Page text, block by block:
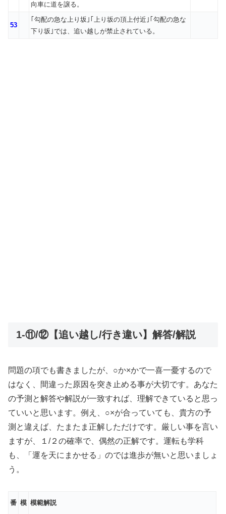
向車に道を譲る。
53
｢勾配の急な上り坂｣｢上り坂の頂上付近｣｢勾配の急な
下り坂｣では、追い越しが禁止されている。
1-⑪/⑫【追い越し/行き違い】解答/解説
問題の項でも書きましたが、○か×かで一喜一憂するので
はなく、間違った原因を突き止める事が大切です。あなた
の予測と解答や解説が一致すれば、理解できていると思っ
ていいと思います。例え、○×が合っていても、貴方の予
測と違えば、たまたま正解しただけです。厳しい事を言い
ますが、１/２の確率で、偶然の正解です。運転も学科
も、「運を天にまかせる」のでは進歩が無いと思いましょ
う。
番 模 模範解説